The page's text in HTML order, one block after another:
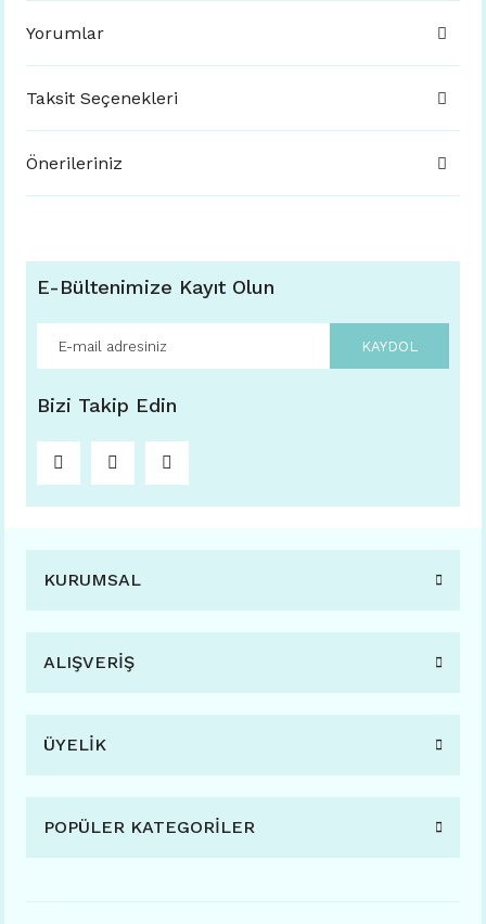
Yorumlar
Taksit Seçenekleri
Önerileriniz
E-Bültenimize Kayıt Olun
KAYDOL
Bizi Takip Edin
KURUMSAL
ALIŞVERİŞ
ÜYELİK
POPÜLER KATEGORİLER